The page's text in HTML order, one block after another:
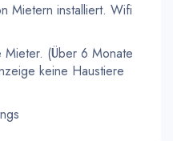
Mietern installiert. Wifi
(Über 6 Monate
keine Haustiere